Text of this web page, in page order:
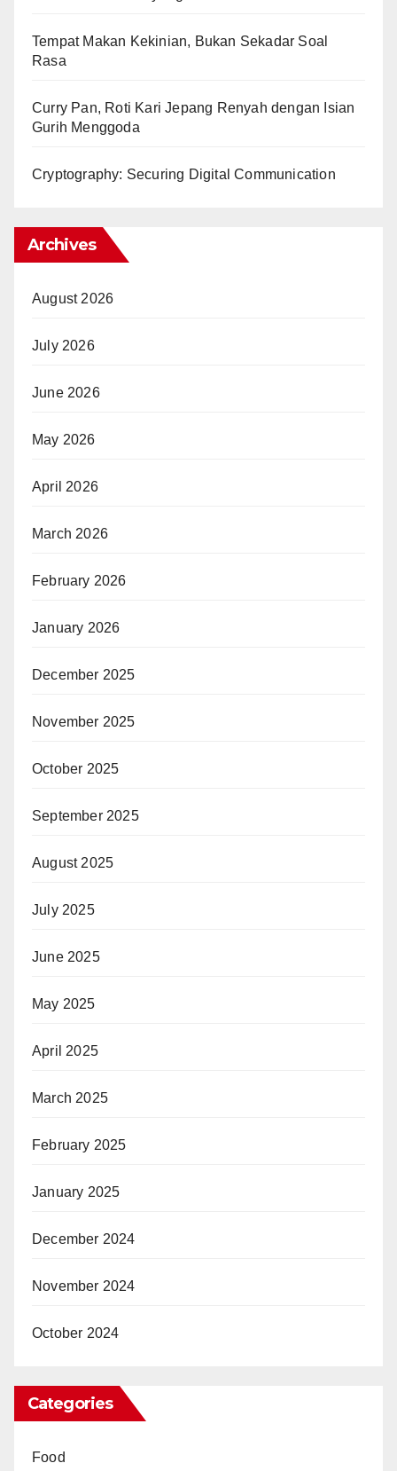
Tempat Makan Kekinian, Bukan Sekadar Soal
Rasa
Curry Pan, Roti Kari Jepang Renyah dengan Isian
Gurih Menggoda
Cryptography: Securing Digital Communication
Archives
August 2026
July 2026
June 2026
May 2026
April 2026
March 2026
February 2026
January 2026
December 2025
November 2025
October 2025
September 2025
August 2025
July 2025
June 2025
May 2025
April 2025
March 2025
February 2025
January 2025
December 2024
November 2024
October 2024
Categories
Food